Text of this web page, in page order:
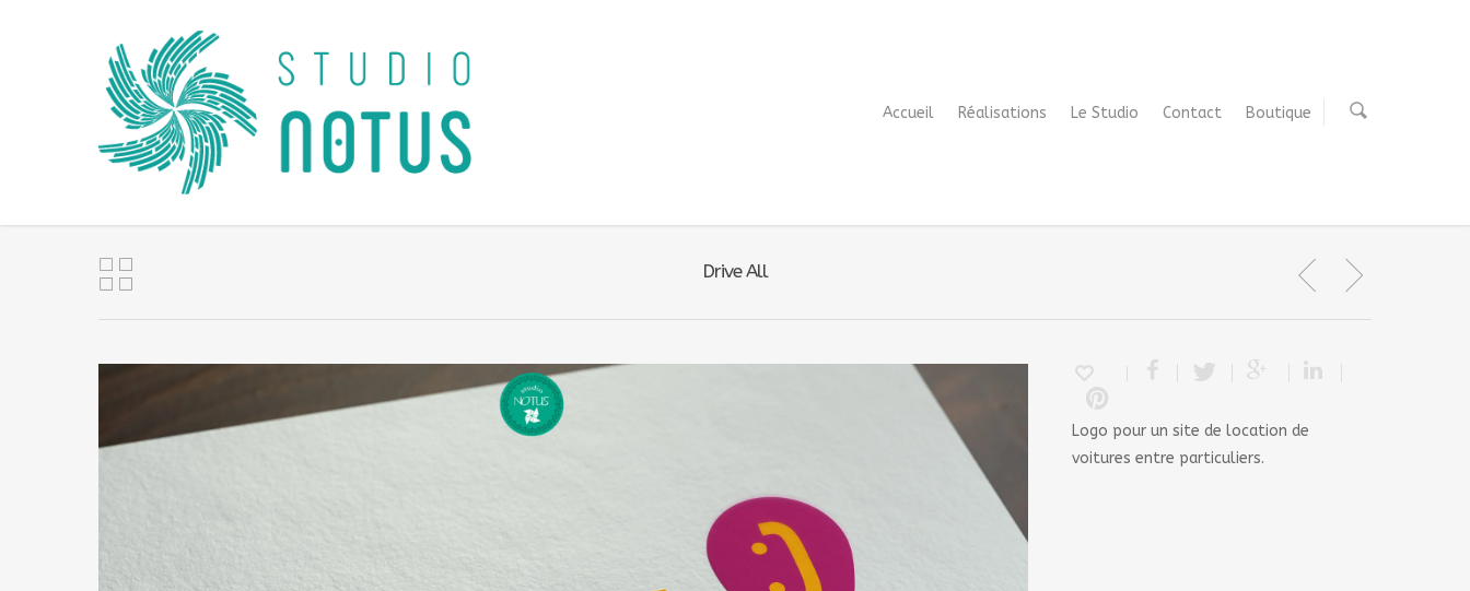
Accueil Réalisations Le Studio Contact Boutique
Drive All
Logo pour un site de location de
voitures entre particuliers.